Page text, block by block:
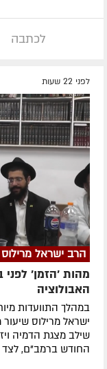
לכתבה
לפני 22 שעות
הרב ישראל
מהות 'הזמן'
האבולוציה
במהלך התוועדות
ישראל מרילוס
שילב מצגת הדמיה
החודש ברמב"ם, לצד